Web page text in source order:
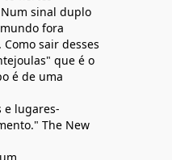
sinal duplo
fora
sair desses
que é o
é de uma
e lugares-
The New